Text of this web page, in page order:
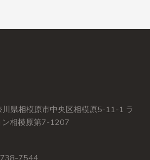
県相模原市中央区相模原5-11-1 ラ
ン相模原第7-1207
7544